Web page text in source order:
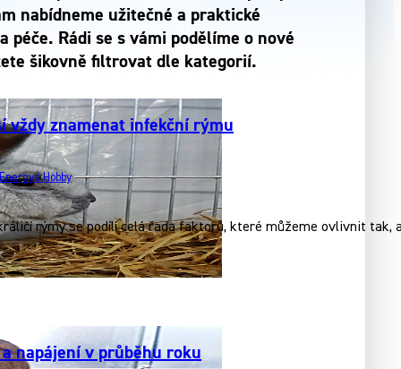
nabídneme užitečné a praktické
Rádi se s vámi podělíme o nové
šikovně filtrovat dle kategorií.
vždy znamenat infekční rýmu
Hobby
rýmy se podílí celá řada faktorů, které můžeme ovlivnit tak,
napájení v průběhu roku